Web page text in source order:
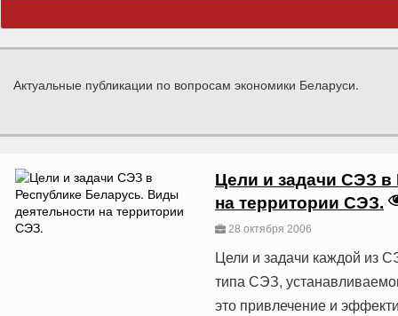
Актуальные публикации по вопросам экономики Беларуси.
Цели и задачи СЭЗ в
на территории СЭЗ.
28 октября 2006
Цели и задачи каждой из
типа СЭЗ,
это привлечение и